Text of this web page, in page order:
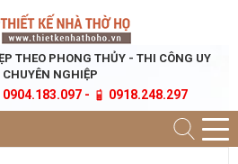
THEO PHONG THỦY - THI CÔNG UY
NGHIỆP
0904.183.097 - 0918.248.297